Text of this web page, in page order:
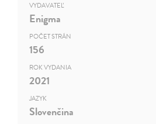
VYDAVATEĽ
Enigma
POČET STRÁN
156
ROK VYDANIA
2021
JAZYK
Slovenčina